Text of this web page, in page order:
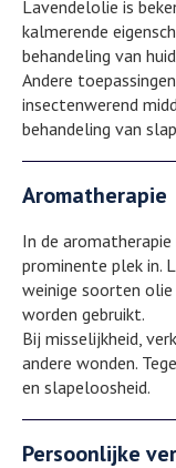
Lavendelolie is
kalmerende
behandeling van
Andere
insectenwerend
behandeling van
Aromatherapie
In de
prominente plek in.
weinige soorten olie
worden gebruikt.
Bij misselijkheid,
andere wonden.
en slapeloosheid.
Persoonlijke